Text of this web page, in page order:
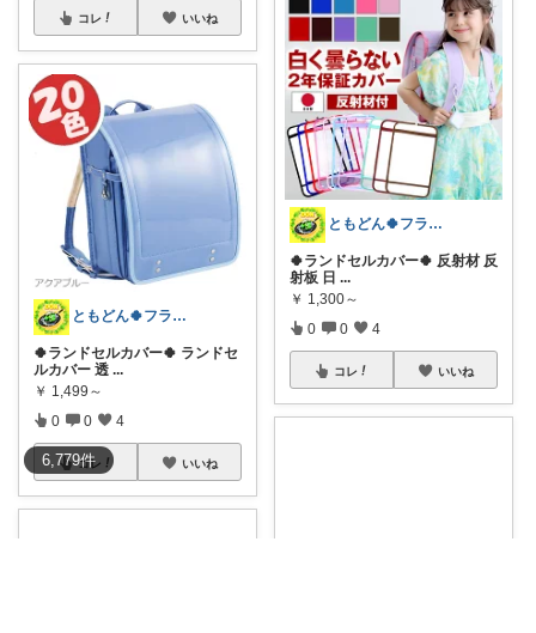
6,779件
コレ いいね
ともどん🍀フライパン料理ある暮らし🍳
🍀ランドセルカバー🍀 ランドセ
ルカバー 透 ...
￥ 1,499～
0 0 4
コレ いいね
ともどん🍀フライパン料理ある暮らし🍳
🍀ランドセルカバー🍀 反射材 反
射板 日 ...
￥ 1,300～
0 0 4
コレ いいね